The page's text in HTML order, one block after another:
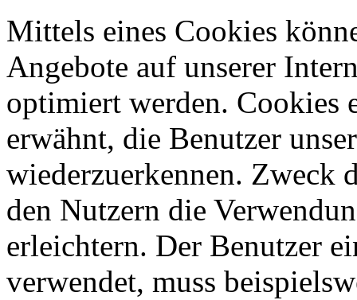
Mittels eines Cookies
Angebote auf unserer
optimiert werden. Cookies
erwähnt, die Benutzer
wiederzuerkennen. Zweck
den Nutzern die
erleichtern. Der Benutzer
verwendet, muss